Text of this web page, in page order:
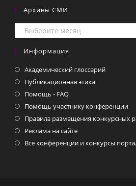
Архивы СМИ
Архивы
СМИ
Информация
Академический глоссарий
Публикационная этика
Помощь - FAQ
Помощь участнику конференции
Правила размещения конкурсных
Реклама на сайте
Все конференции и конкурсы